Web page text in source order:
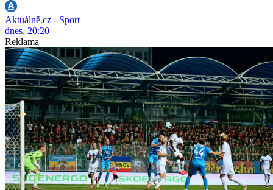
Aktuálně.cz - Sport
dnes, 20:20
Reklama